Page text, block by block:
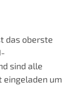
das oberste
sind alle
eingeladen um